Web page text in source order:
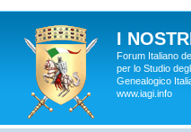
I
Forum Italiano
per lo Studio
Genealogico
www.iagi.info